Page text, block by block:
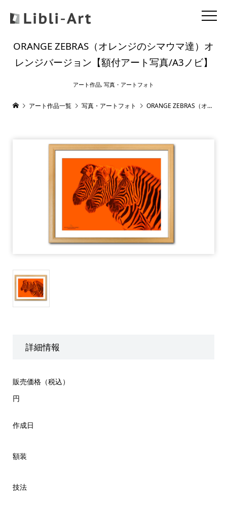
ORANGE ZEBRAS（オレンジのシマウマ達）オ
レンジバージョン【額付アート写真/A3ノビ】
アート作品, 写真・アートフォト
アート作品一覧 写真・アートフォト ORANGE ZEBRAS（オレンジのシマウマ達）オレンジバージョン【額付アート写真/A3ノビ】
詳細情報
販売価格（税込）
円
作成日
額装
技法